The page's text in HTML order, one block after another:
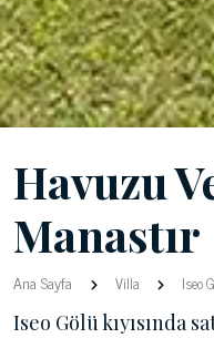
Havuzu
Manastır
Ana Sayfa Villa Iseo
Iseo Gölü kıyısında